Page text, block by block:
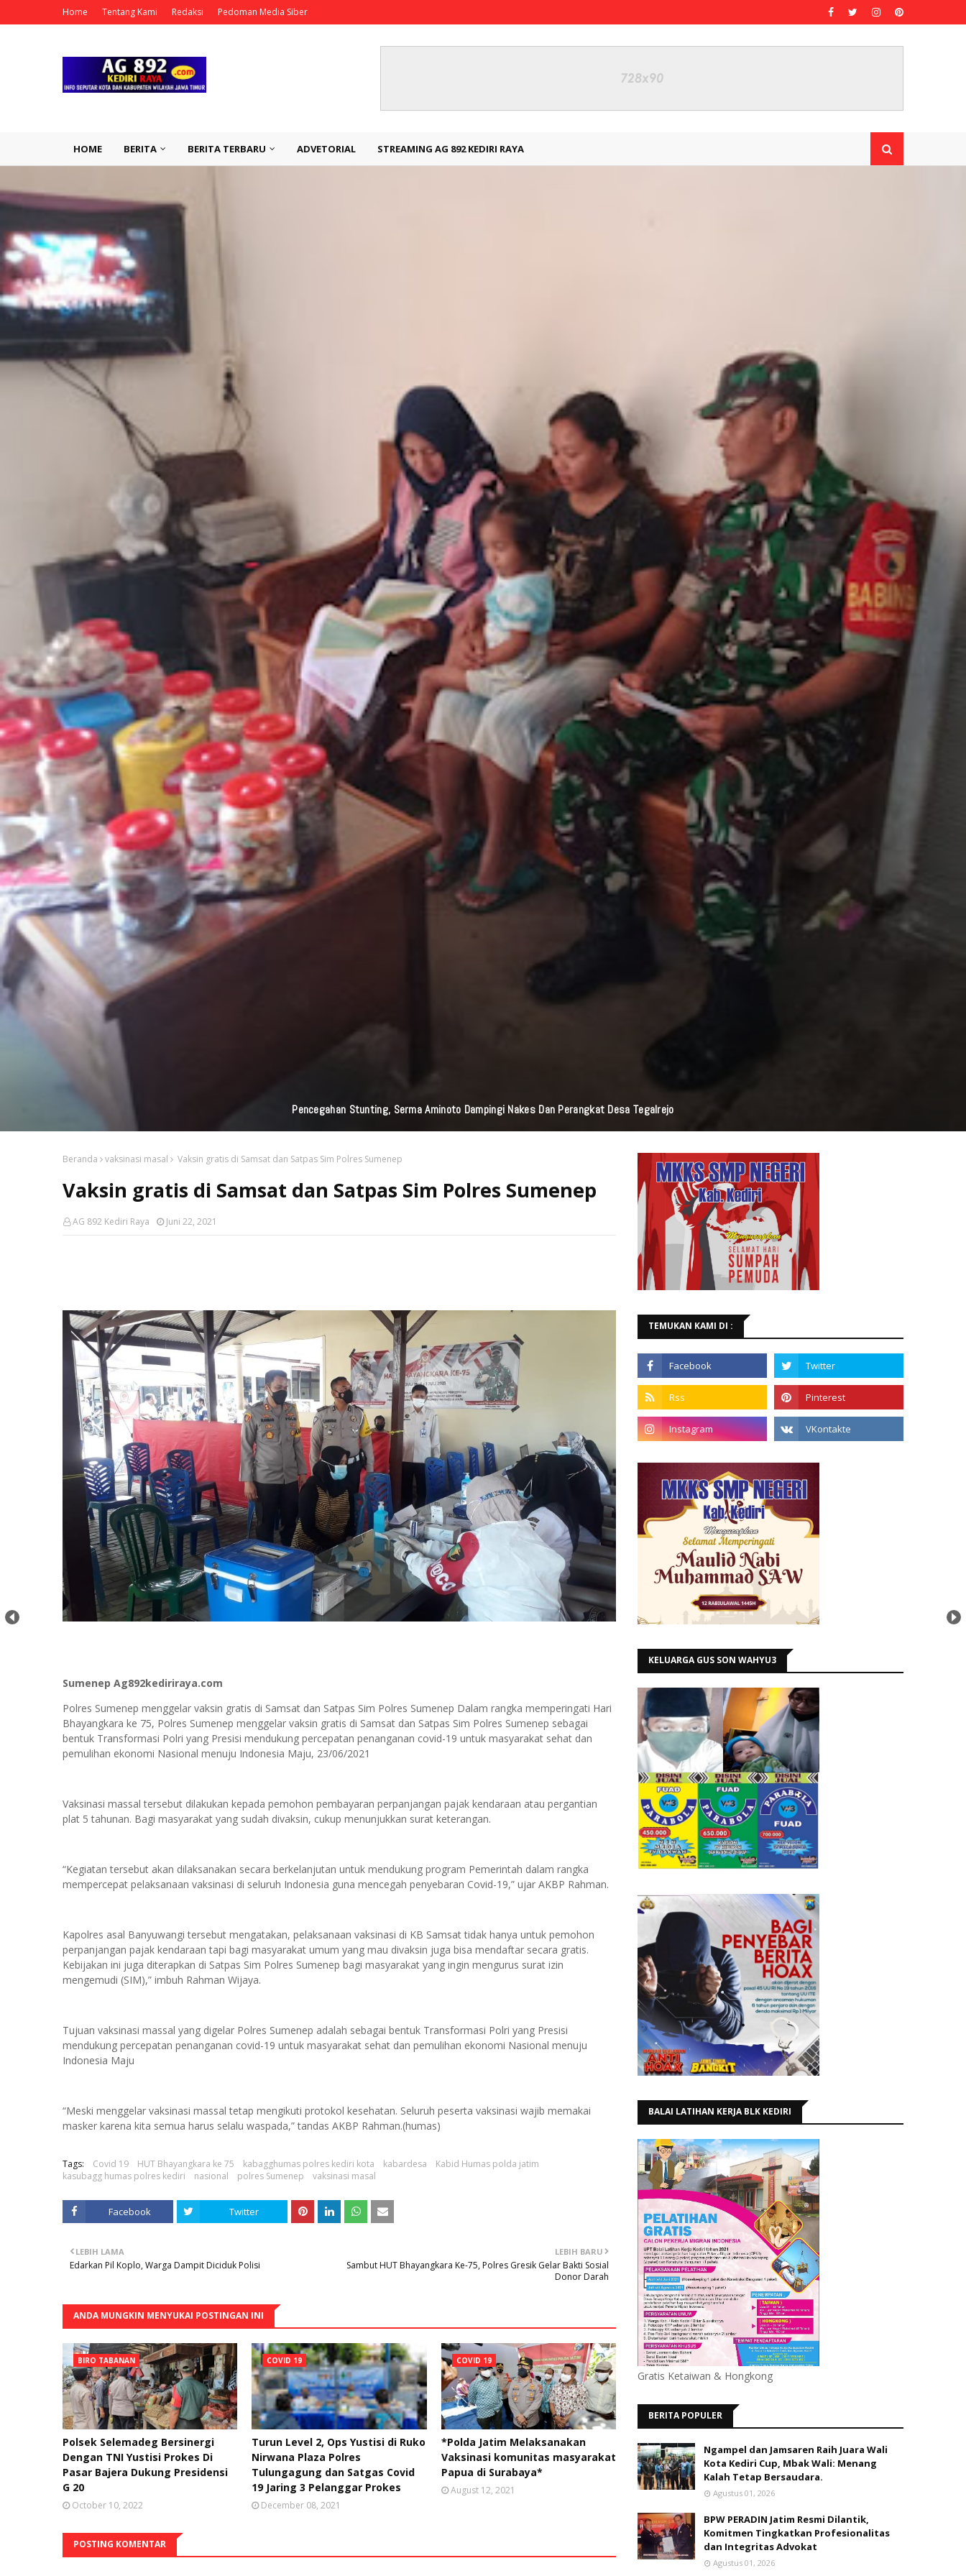
Home Tentang Kami Redaksi Pedoman Media Siber
HOME BERITA BERITA TERBARU ADVETORIAL STREAMING AG 892 KEDIRI RAYA
Pencegahan Stunting, Serma Aminoto Dampingi Nakes Dan Perangkat Desa Tegalrejo
Beranda vaksinasi masal Vaksin gratis di Samsat dan Satpas Sim Polres Sumenep
Vaksin gratis di Samsat dan Satpas Sim Polres Sumenep
AG 892 Kediri Raya Juni 22, 2021
Sumenep Ag892kediriraya.com
Polres Sumenep menggelar vaksin gratis di Samsat dan Satpas Sim Polres Sumenep Dalam rangka memperingati Hari
Bhayangkara ke 75, Polres Sumenep menggelar vaksin gratis di Samsat dan Satpas Sim Polres Sumenep sebagai
bentuk Transformasi Polri yang Presisi mendukung percepatan penanganan covid-19 untuk masyarakat sehat dan
pemulihan ekonomi Nasional menuju Indonesia Maju, 23/06/2021
Vaksinasi massal tersebut dilakukan kepada pemohon pembayaran perpanjangan pajak kendaraan atau pergantian
plat 5 tahunan. Bagi masyarakat yang sudah divaksin, cukup menunjukkan surat keterangan.
“Kegiatan tersebut akan dilaksanakan secara berkelanjutan untuk mendukung program Pemerintah dalam rangka
mempercepat pelaksanaan vaksinasi di seluruh Indonesia guna mencegah penyebaran Covid-19,” ujar AKBP Rahman.
Kapolres asal Banyuwangi tersebut mengatakan, pelaksanaan vaksinasi di KB Samsat tidak hanya untuk pemohon
perpanjangan pajak kendaraan tapi bagi masyarakat umum yang mau divaksin juga bisa mendaftar secara gratis.
Kebijakan ini juga diterapkan di Satpas Sim Polres Sumenep bagi masyarakat yang ingin mengurus surat izin
mengemudi (SIM),” imbuh Rahman Wijaya.
Tujuan vaksinasi massal yang digelar Polres Sumenep adalah sebagai bentuk Transformasi Polri yang Presisi
mendukung percepatan penanganan covid-19 untuk masyarakat sehat dan pemulihan ekonomi Nasional menuju
Indonesia Maju
“Meski menggelar vaksinasi massal tetap mengikuti protokol kesehatan. Seluruh peserta vaksinasi wajib memakai
masker karena kita semua harus selalu waspada,” tandas AKBP Rahman.(humas)
Tags: Covid 19 HUT Bhayangkara ke 75 kabagghumas polres kediri kota kabardesa
Kabid Humas polda jatim
kasubagg humas polres kediri
nasional polres Sumenep vaksinasi masal
Facebook Twitter
LEBIH BARU
Sambut HUT Bhayangkara Ke-75, Polres Gresik Gelar Bakti Sosial
Donor Darah
LEBIH LAMA
Edarkan Pil Koplo, Warga Dampit Diciduk Polisi
ANDA MUNGKIN MENYUKAI POSTINGAN INI
BIRO TABANAN
Polsek Selemadeg Bersinergi
Dengan TNI Yustisi Prokes Di
Pasar Bajera Dukung Presidensi
G 20
October 10, 2022
COVID 19
Turun Level 2, Ops Yustisi di Ruko
Nirwana Plaza Polres
Tulungagung dan Satgas Covid
19 Jaring 3 Pelanggar Prokes
December 08, 2021
COVID 19
*Polda Jatim Melaksanakan
Vaksinasi komunitas masyarakat
Papua di Surabaya*
August 12, 2021
POSTING KOMENTAR
TEMUKAN KAMI DI :
KELUARGA GUS SON WAHYU3
BALAI LATIHAN KERJA BLK KEDIRI
Gratis Ketaiwan & Hongkong
BERITA POPULER
Ngampel dan Jamsaren Raih Juara Wali
Kota Kediri Cup, Mbak Wali: Menang
Kalah Tetap Bersaudara.
Agustus 01, 2026
BPW PERADIN Jatim Resmi Dilantik,
Komitmen Tingkatkan Profesionalitas
dan Integritas Advokat
Agustus 01, 2026